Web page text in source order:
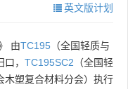
国际标准
英文版计划
由TC195 （全国轻质与
， TC195SC2 （全国轻
木塑复合材料分会）执行